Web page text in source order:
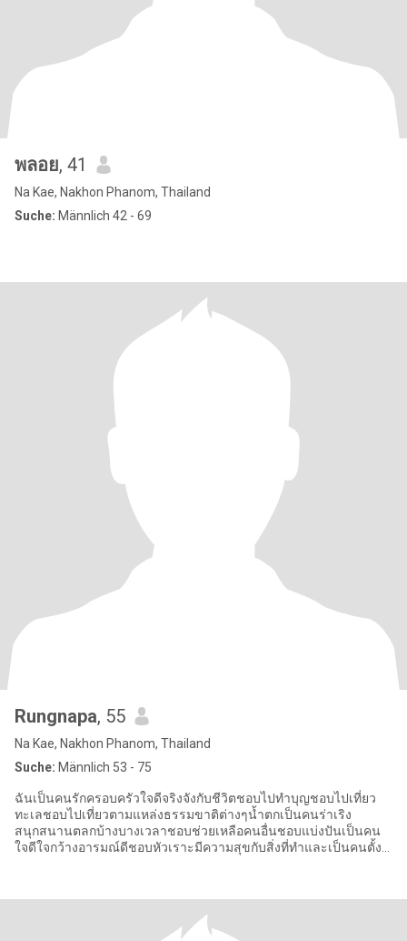
พลอย, 41
Na Kae, Nakhon Phanom, Thailand
Suche: Männlich 42 - 69
Rungnapa, 55
Na Kae, Nakhon Phanom, Thailand
Suche: Männlich 53 - 75
ฉันเป็นคนรักครอบครัวใจดีจริงจังกับชีวิตชอบไปทําบุญชอบไปเที่ยว
ทะเลชอบไปเที่ยวตามแหล่งธรรมขาติต่างๆนํ้าตกเป็นคนร่าเริง
สนุกสนานตลกบ้างบางเวลาชอบช่วยเหลือคนอื่นชอบแบ่งปันเป็นคน
ใจดีใจกว้างอารมณ์ดีชอบหัวเราะมีความสุขกับสิ่งที่ทําและเป็นคนตั้ง